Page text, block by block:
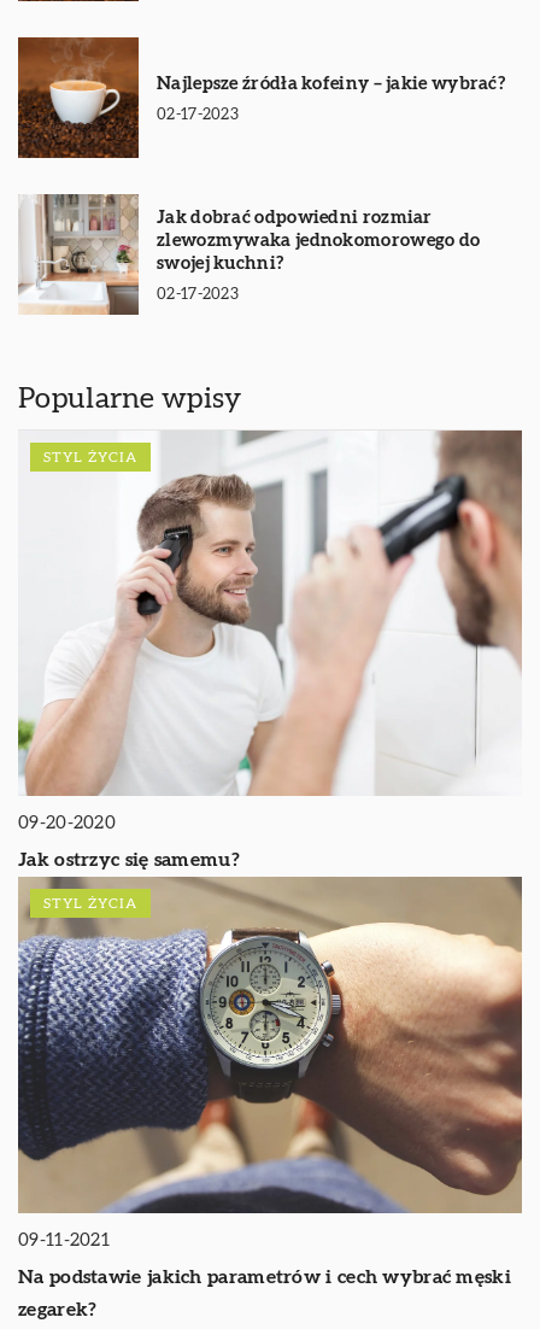
Najlepsze źródła kofeiny – jakie wybrać?
02-17-2023
Jak dobrać odpowiedni rozmiar
zlewozmywaka jednokomorowego do
swojej kuchni?
02-17-2023
Popularne wpisy
STYL ŻYCIA
09-20-2020
Jak ostrzyc się samemu?
STYL ŻYCIA
09-11-2021
Na podstawie jakich parametrów i cech wybrać męski
zegarek?